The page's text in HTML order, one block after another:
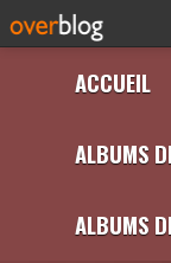
ACCUEIL
ALBUMS
ALBUMS